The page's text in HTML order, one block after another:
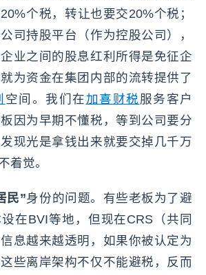
个税，转让也要交20%个税；
司持股平台（作为控股公司），
业之间的股息红利所得是免征企
为资金在集团内部的流转提供了
空间。我们在 加喜财税 服务客户
因为早期不懂税，等到公司要分
现光是拿钱出来就要交掉几千万
着觉。
民”身份的问题。有些老板为了避
在BVI等地，但现在CRS（共同
息越来越透明，如果你被认定为
些离岸架构不仅不能避税，反而